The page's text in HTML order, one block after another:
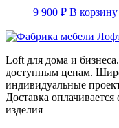
9 900 ₽ В корзину
Loft для дома и
доступным ценам.
индивидуальные
Доставка
изделия